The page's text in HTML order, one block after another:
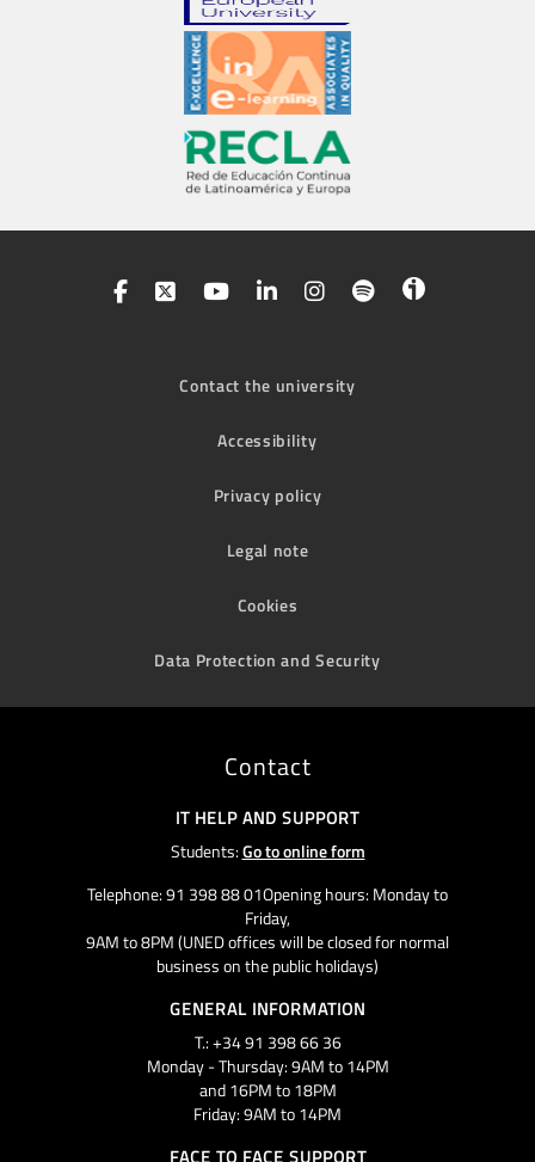
Contact the university
Accessibility
Privacy policy
Legal note
Cookies
Data Protection and Security
Contact
IT HELP AND SUPPORT
Students:Go to online form
Telephone: 91 398 88 01Opening hours: Monday to
Friday,
9AM to 8PM (UNED offices will be closed for normal
business on the public holidays)
GENERAL INFORMATION
T.: +34 91 398 66 36
Monday - Thursday: 9AM to 14PM
and 16PM to 18PM
Friday: 9AM to 14PM
FACE TO FACE SUPPORT